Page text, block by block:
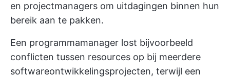
en projectmanagers om uitdagingen binnen hun
bereik aan te pakken.
Een programmamanager lost bijvoorbeeld
conflicten tussen resources op bij meerdere
softwareontwikkelingsprojecten, terwijl een